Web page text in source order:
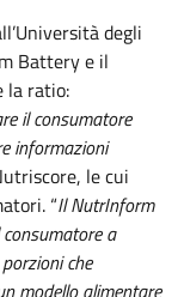
degli
Battery e il
la ratio:
il consumatore
informazioni
le cui
“Il NutrInform
a
che
modello alimentare